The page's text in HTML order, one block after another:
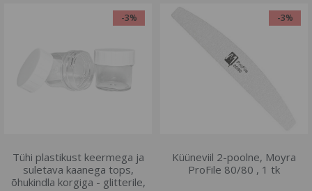
-3%
Tühi plastikust keermega ja
suletava kaanega tops,
õhukindla korgiga - glitterile,
-3%
Küüneviil 2-poolne, Moyra
ProFile 80/80 , 1 tk